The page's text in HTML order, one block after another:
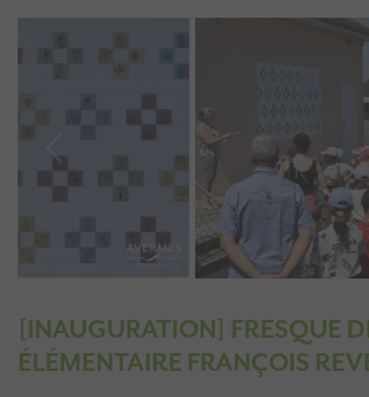
Previous
[INAUGURATION] FRESQUE
ÉLÉMENTAIRE FRANÇOIS